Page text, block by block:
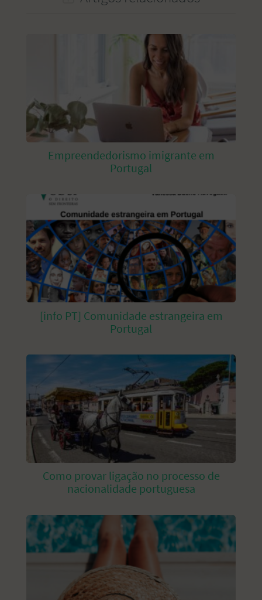
Empreendedorismo imigrante em
Portugal
[info PT] Comunidade estrangeira em
Portugal
Como provar ligação no processo de
nacionalidade portuguesa